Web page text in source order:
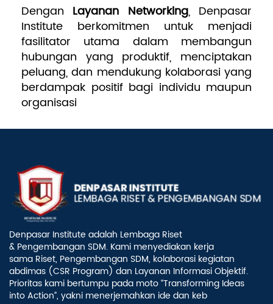
Dengan Layanan Networking, Denpasar
Institute berkomitmen untuk menjadi
fasilitator utama dalam membangun
hubungan yang produktif, menciptakan
peluang, dan mendukung kolaborasi yang
berdampak positif bagi individu maupun
organisasi
Denpasar Institute adalah Lembaga Riset
& Pengembangan SDM. Kami menyediakan kerja
sama Riset, Pengembangan SDM, kolaborasi kegiatan
abdimas (CSR Program) dan Layanan Informasi Objektif.
Prioritas kami bertumpu pada moto “Transforming Ideas
into Action”, yakni menerjemahkan ide dan keb